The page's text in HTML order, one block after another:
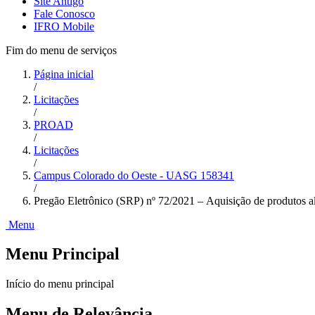
Fale Conosco
IFRO Mobile
Fim do menu de serviços
Página inicial
/
Licitações
/
PROAD
/
Licitações
/
Campus Colorado do Oeste - UASG 158341
/
Pregão Eletrônico (SRP) nº 72/2021 – Aquisição de produtos
Menu
Menu Principal
Início do menu principal